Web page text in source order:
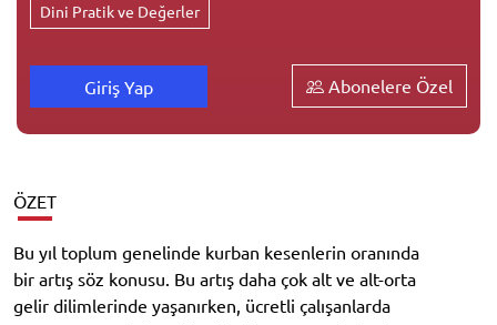
Dini Pratik ve Değerler
Giriş Yap Abonelere Özel
ÖZET
Bu yıl toplum genelinde kurban kesenlerin oranında
bir artış söz konusu. Bu artış daha çok alt ve alt-orta
gelir dilimlerinde yaşanırken, ücretli çalışanlarda